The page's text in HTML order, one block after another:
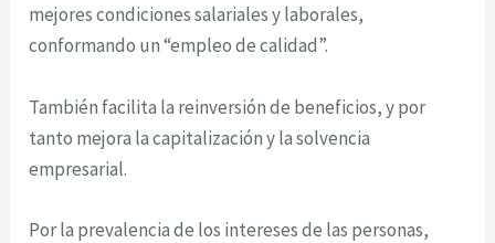
mejores condiciones salariales y laborales,
conformando un “empleo de calidad”.
También facilita la reinversión de beneficios, y por
tanto mejora la capitalización y la solvencia
empresarial.
Por la prevalencia de los intereses de las personas,